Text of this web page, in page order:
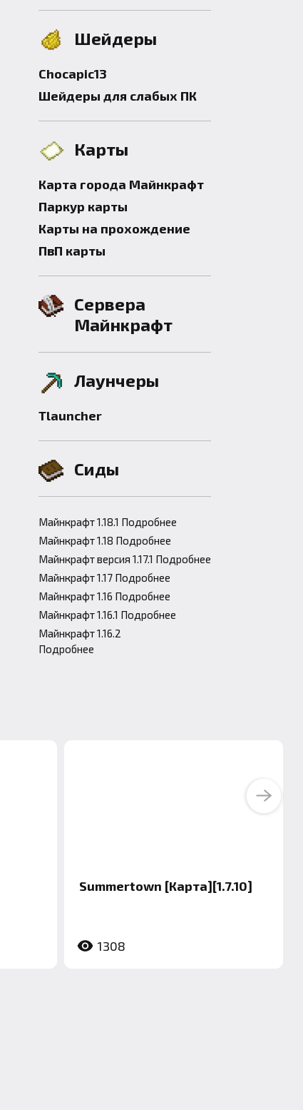
Шейдеры
Chocapic13
Шейдеры для слабых ПК
Карты
Карта города Майнкрафт
Паркур карты
Карты на прохождение
ПвП карты
Сервера
Майнкрафт
Лаунчеры
Tlauncher
Сиды
Майнкрафт 1.18.1 Подробнее
Майнкрафт 1.18 Подробнее
Майнкрафт версия 1.17.1 Подробнее
Майнкрафт 1.17 Подробнее
Майнкрафт 1.16 Подробнее
Майнкрафт 1.16.1 Подробнее
Майнкрафт 1.16.2
Подробнее
Summertown [Карта][1.7.10]
1308
Next